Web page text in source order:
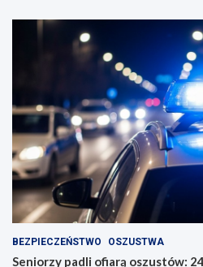
BEZPIECZEŃSTWO OSZUSTWA
Seniorzy padli ofiarą oszustów: